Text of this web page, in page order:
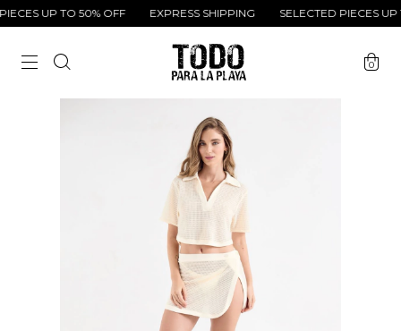
UP TO 50% OFF EXPRESS SHIPPING SELECTED PIECES UP
0